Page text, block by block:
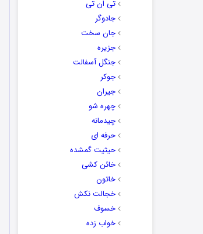
تی ان تی
جادوگر
جان سخت
جزیره
جنگل آسفالت
جوکر
جیران
چهره شو
چیدمانه
حرفه ای
حیثیت گمشده
خائن کشی
خاتون
خجالت نکش
خسوف
خواب زده